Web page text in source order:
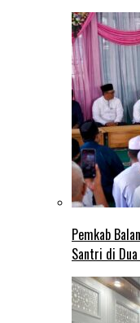
Pemkab
Santri di Dua